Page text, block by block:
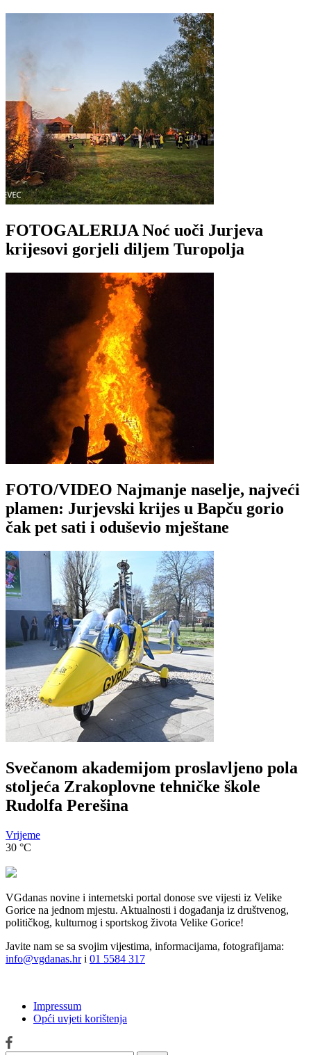
FOTOGALERIJA Noć uoči Jurjeva
krijesovi gorjeli diljem Turopolja
FOTO/VIDEO Najmanje naselje, najveći
plamen: Jurjevski krijes u Bapču gorio
čak pet sati i oduševio mještane
Svečanom akademijom proslavljeno pola
stoljeća Zrakoplovne tehničke škole
Rudolfa Perešina
Vrijeme
30 °C
VGdanas novine i internetski portal donose sve vijesti iz Velike
Gorice na jednom mjestu. Aktualnosti i događanja iz društvenog,
političkog, kulturnog i sportskog života Velike Gorice!
Javite nam se sa svojim vijestima, informacijama, fotografijama:
info@vgdanas.hri 01 5584 317
Impressum
Opći uvjeti korištenja